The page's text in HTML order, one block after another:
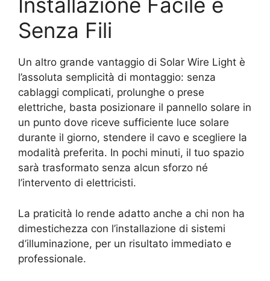
Senza Fili
Un altro grande vantaggio di Solar Wire Light è
l’assoluta semplicità di montaggio: senza
cablaggi complicati, prolunghe o prese
elettriche, basta posizionare il pannello solare in
un punto dove riceve sufficiente luce solare
durante il giorno, stendere il cavo e scegliere la
modalità preferita. In pochi minuti, il tuo spazio
sarà trasformato senza alcun sforzo né
l’intervento di elettricisti.
La praticità lo rende adatto anche a chi non ha
dimestichezza con l’installazione di sistemi
d’illuminazione, per un risultato immediato e
professionale.